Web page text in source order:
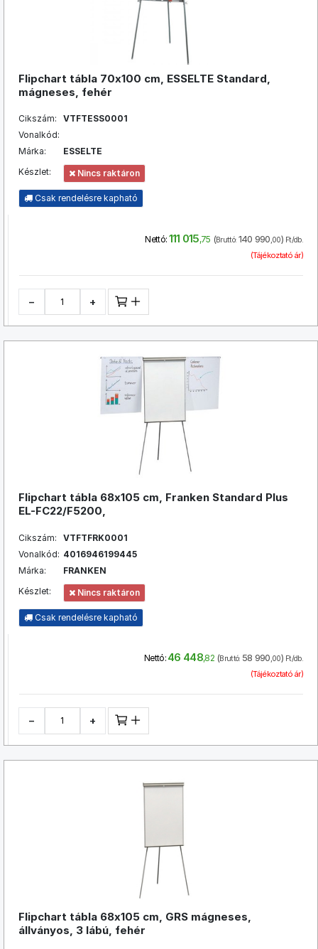
Flipchart tábla 70x100 cm, ESSELTE Standard,
mágneses, fehér
Cikszám:
VTFTESS0001
Vonalkód:
Márka:
ESSELTE
Készlet:
Nincs raktáron
Csak rendelésre kapható
Nettó: 111 015,75 (Bruttó: 140 990,00) Ft/db.
(Tájékoztató ár)
− +
Flipchart tábla 68x105 cm, Franken Standard Plus
EL-FC22/F5200,
Cikszám:
VTFTFRK0001
Vonalkód: 4016946199445
Márka:
FRANKEN
Készlet:
Nincs raktáron
Csak rendelésre kapható
Nettó: 46 448,82 (Bruttó: 58 990,00) Ft/db.
(Tájékoztató ár)
− +
Flipchart tábla 68x105 cm, GRS mágneses,
állványos, 3 lábú, fehér